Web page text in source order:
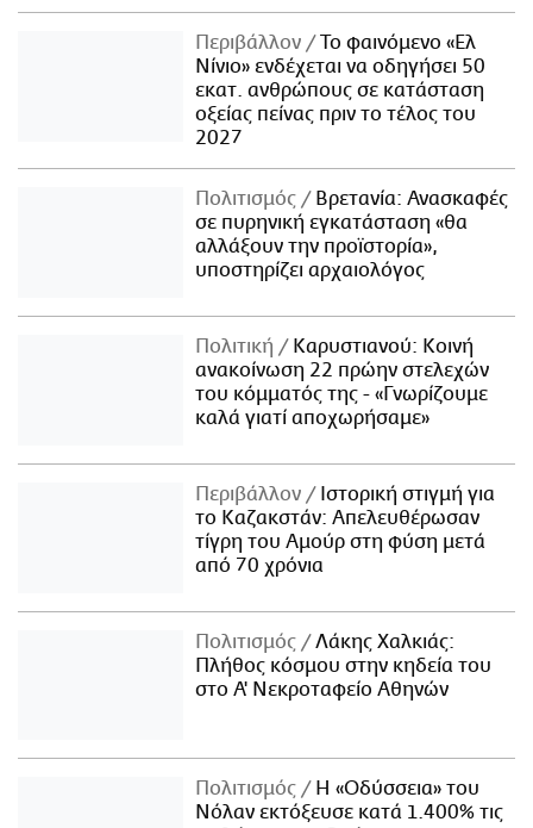
Περιβάλλον
Το φαινόμενο «Ελ
Νίνιο» ενδέχεται να οδηγήσει 50
εκατ. ανθρώπους σε κατάσταση
οξείας πείνας πριν το τέλος του
2027
Πολιτισμός
Βρετανία: Ανασκαφές
σε πυρηνική εγκατάσταση «θα
αλλάξουν την προϊστορία»,
υποστηρίζει αρχαιολόγος
Πολιτική
Καρυστιανού: Κοινή
ανακοίνωση 22 πρώην στελεχών
του κόμματός της - «Γνωρίζουμε
καλά γιατί αποχωρήσαμε»
Περιβάλλον
Ιστορική στιγμή για
το Καζακστάν: Απελευθέρωσαν
τίγρη του Αμούρ στη φύση μετά
από 70 χρόνια
Πολιτισμός
Λάκης Χαλκιάς:
Πλήθος κόσμου στην κηδεία του
στο Α' Νεκροταφείο Αθηνών
Πολιτισμός
Η «Οδύσσεια» του
Νόλαν εκτόξευσε κατά 1.400% τις